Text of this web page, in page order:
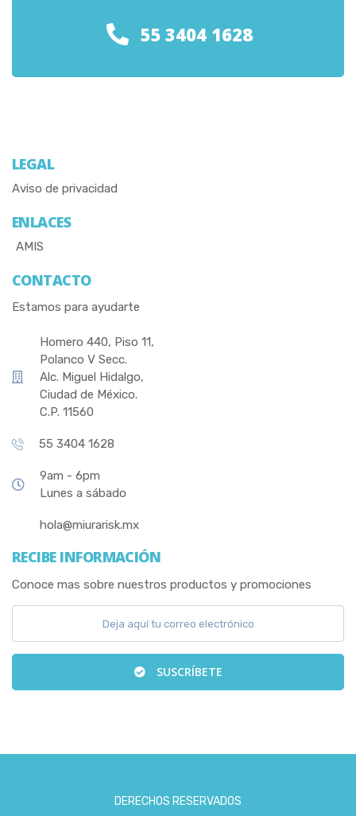
55 3404 1628
LEGAL
Aviso de privacidad
ENLACES
AMIS
CONTACTO
Estamos para ayudarte
Homero 440, Piso 11,
Polanco V Secc.
Alc. Miguel Hidalgo,
Ciudad de México.
C.P. 11560
55 3404 1628
9am - 6pm
Lunes a sábado
hola@miurarisk.mx
RECIBE INFORMACIÓN
Conoce mas sobre nuestros productos y promociones
SUSCRÍBETE
DERECHOS RESERVADOS